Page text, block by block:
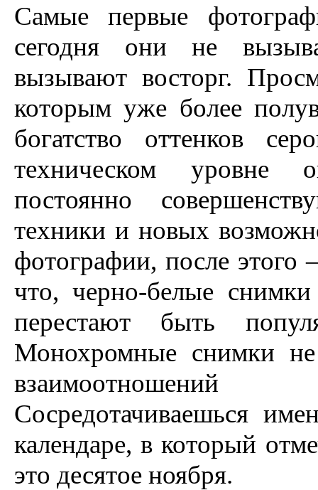
Самые первые
сегодня они не
вызывают восторг.
которым уже более
богатство оттенков
техническом уровне
постоянно
техники и новых
фотографии, после
что, черно-белые
перестают быть
Монохромные снимки
взаимоотношений
Сосредотачиваешься
календаре, в который
это десятое ноября.